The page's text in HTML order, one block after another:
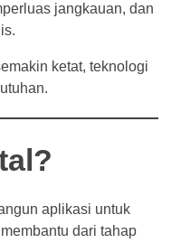
jangkauan, dan
ketat, teknologi
aplikasi untuk
dari tahap